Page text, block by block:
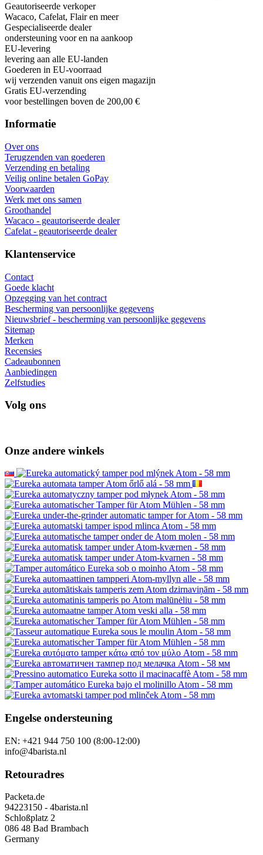
Geautoriseerde verkoper
Wacaco, Cafelat, Flair en meer
Gespecialiseerde dealer
ondersteuning voor en na aankoop
EU-levering
levering aan alle EU-landen
Goederen in EU-voorraad
wij verzenden vanuit ons eigen magazijn
Gratis EU-verzending
voor bestellingen boven de 200,00 €
Informatie
Over ons
Terugzenden van goederen
Verzending en betaling
Veilig online betalen GoPay
Voorwaarden
Werk met ons samen
Groothandel
Wacaco - geautoriseerde dealer
Cafelat - geautoriseerde dealer
Klantenservice
Contact
Goede klacht
Opzegging van het contract
Bescherming van persoonlijke gegevens
Nieuwsbrief - bescherming van persoonlijke gegevens
Sitemap
Merken
Recensies
Cadeaubonnen
Aanbiedingen
Zelfstudies
Volg ons
Onze andere winkels
Engelse ondersteuning
EN: +421 944 750 100 (8:00-12:00)
info@4barista.nl
Retouradres
Packeta.de
94223150 - 4barista.nl
Schloßplatz 2
086 48 Bad Brambach
Germany